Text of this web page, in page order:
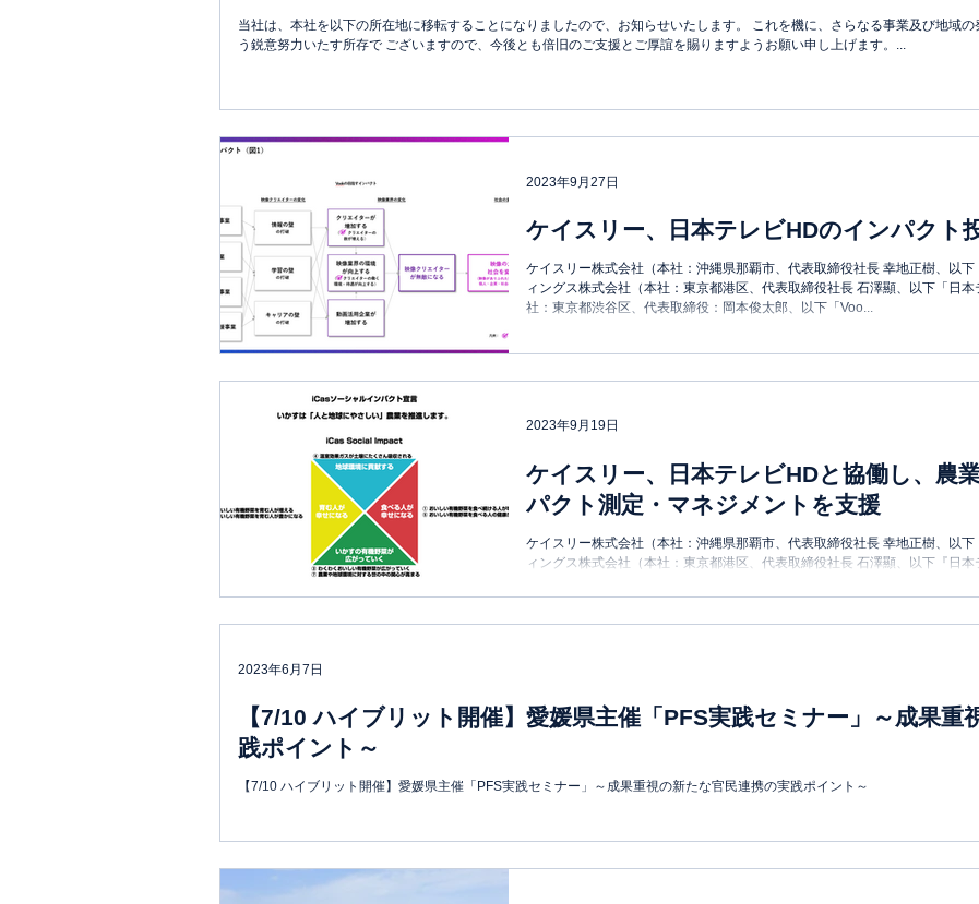
当社は、本社を以下の所在地に移転することになりましたので、お知らせいたします。 これを機に、さらなる事業及び地域
う鋭意努力いたす所存で ございますので、今後とも倍旧のご支援とご厚誼を賜りますようお願い申し上げます。...
ケイスリー、日本テレビHDのインパクト
ケイスリー株式会社（本社：沖縄県那覇市、代表取締役社長 幸地正樹、以
ィングス株式会社（本社：東京都港区、代表取締役社長 石澤顯、以下「日
社：東京都渋谷区、代表取締役：岡本俊太郎、以下「Voo...
2023年9月27日
ケイスリー、日本テレビHDと協働し、農
パクト測定・マネジメントを支援
ケイスリー株式会社（本社：沖縄県那覇市、代表取締役社長 幸地正樹、以
ィングス株式会社（本社：東京都港区、代表取締役社長 石澤顯、以下『日
2023年9月19日
【7/10 ハイブリット開催】愛媛県主催「PFS実践セミナー」～成果重
践ポイント～
【7/10 ハイブリット開催】愛媛県主催「PFS実践セミナー」～成果重視の新たな官民連携の実践ポイント～
2023年6月7日